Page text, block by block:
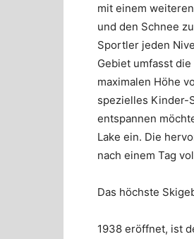
mit einem
und den Schnee
Sportler jeden
Gebiet umfasst
maximalen Höhe
spezielles Kinder-
entspannen
Lake ein. Die
nach einem Tag
Das höchste
1938 eröffnet, ist